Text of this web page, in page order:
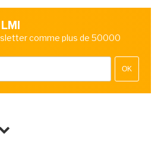
comme plus de 50000
OK